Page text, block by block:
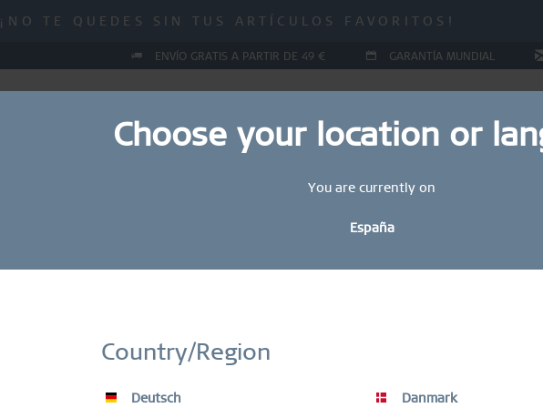
Choose your location or
You are currently on
España
Country/Region
Deutsch Danmark
¡NO TE QUEDES SIN TUS ARTÍCULOS FAVORITOS!
ENVÍO GRATIS A PARTIR DE 49 € GARANTÍA MUNDIAL
RING CONFIGURATOR